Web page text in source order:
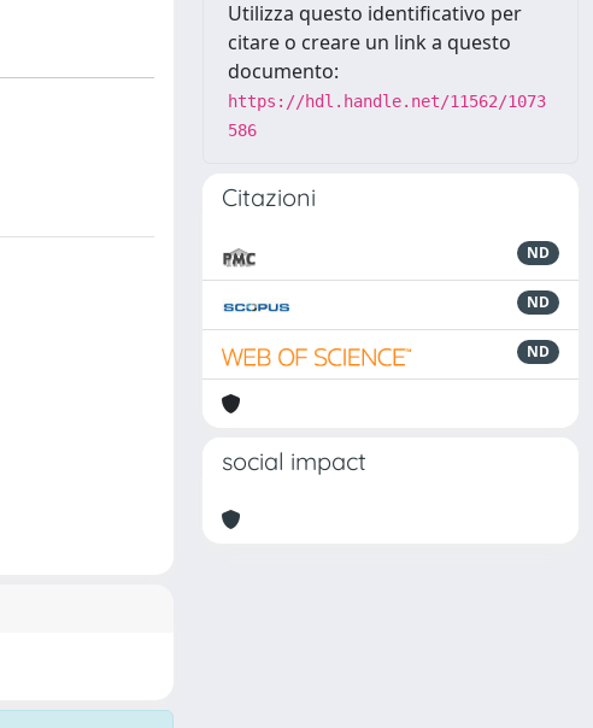
Utilizza questo identificativo per
citare o creare un link a questo
documento:
https://hdl.handle.net/11562/1073
586
Citazioni
ND
ND
ND
social impact